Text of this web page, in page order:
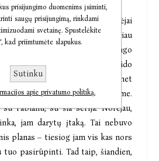
taip, Fabianas, kiti mano veikėjai
scenaristu, pavyzdžiui, kūriau
Kurtu Valanderiu iš Henningo
negalėjau keisti, man neleido
Kurtas Valanderis visuomet
toks, kokį jį pažįstame.
Fabianu, su šia serija. Norėjau,
jam darytų įtaką. Tai nebuvo
planas – tiesiog jam vis kas nors
tuo pasirūpinti. Tad taip, šiandien,
prisijungimo duomenims įsiminti,
saugų prisijungimą, rinkdami
svetainę. Spustelėkite
kad priimtumėte slapukus.
Sutinku
apie privatumo politiką.